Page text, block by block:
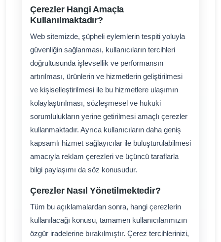
Çerezler Hangi Amaçla
Kullanılmaktadır?
Web sitemizde, şüpheli eylemlerin tespiti yoluyla
güvenliğin sağlanması, kullanıcıların tercihleri
doğrultusunda işlevsellik ve performansın
artırılması, ürünlerin ve hizmetlerin geliştirilmesi
ve kişiselleştirilmesi ile bu hizmetlere ulaşımın
kolaylaştırılması, sözleşmesel ve hukuki
sorumlulukların yerine getirilmesi amaçlı çerezler
kullanmaktadır. Ayrıca kullanıcıların daha geniş
kapsamlı hizmet sağlayıcılar ile buluşturulabilmesi
amacıyla reklam çerezleri ve üçüncü taraflarla
bilgi paylaşımı da söz konusudur.
Çerezler Nasıl Yönetilmektedir?
Tüm bu açıklamalardan sonra, hangi çerezlerin
kullanılacağı konusu, tamamen kullanıcılarımızın
özgür iradelerine bırakılmıştır. Çerez tercihlerinizi,